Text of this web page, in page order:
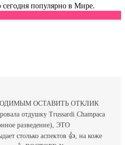
популярно в Мире.